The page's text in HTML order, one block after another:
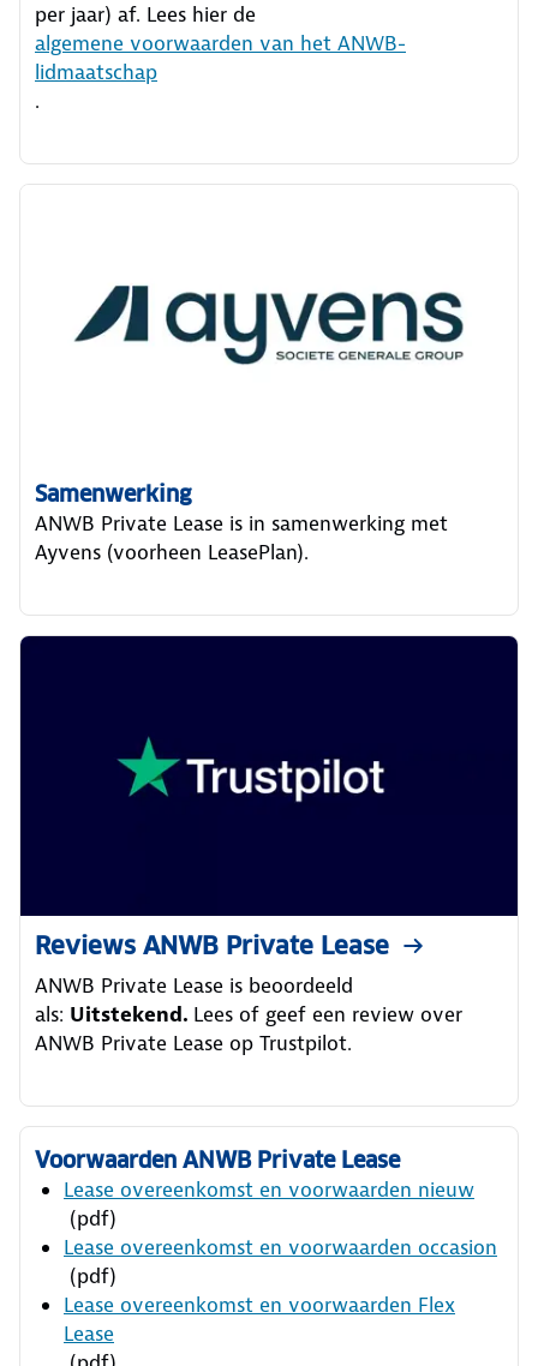
per jaar) af. Lees hier de
algemene voorwaarden van het ANWB-
lidmaatschap
.
Samenwerking
ANWB Private Lease is in samenwerking met
Ayvens (voorheen LeasePlan).
Reviews ANWB Private Lease
ANWB Private Lease is beoordeeld
als: Uitstekend. Lees of geef een review over
ANWB Private Lease op Trustpilot.
Voorwaarden ANWB Private Lease
Lease overeenkomst en voorwaarden nieuw
(pdf)
Lease overeenkomst en voorwaarden occasion
(pdf)
Lease overeenkomst en voorwaarden Flex
Lease